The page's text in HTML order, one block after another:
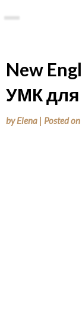
to
New
УМК для
byElena | Posted on